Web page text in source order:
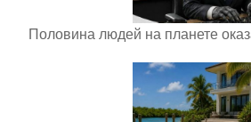
Половина людей на планете